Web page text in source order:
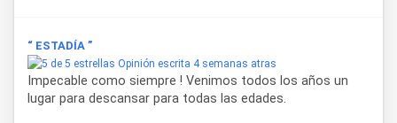
descubierta y el gimnasio fitness disponibles en el predio.
“ ESTADÍA ”
Opinión escrita 4 semanas atras
Impecable como siempre ! Venimos todos los años un
lugar para descansar para todas las edades.